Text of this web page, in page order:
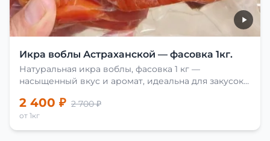
Икра воблы Астраханской — фасовка 1кг.
Натуральная икра воблы, фасовка 1 кг —
насыщенный вкус и аромат, идеальна для закусок
2 400 ₽ 2 700 ₽
от 1кг